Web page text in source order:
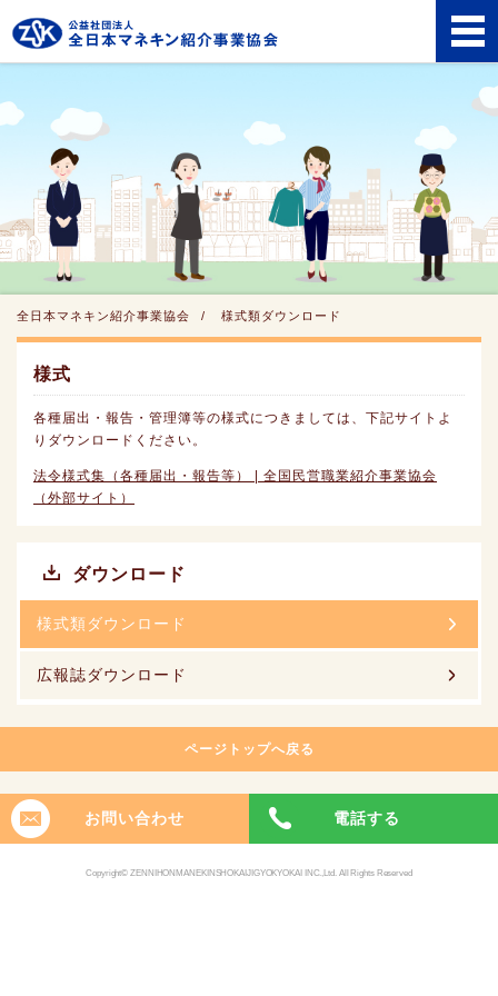
全日本マネキン紹介事業協会 様式類ダウンロード
様式
各種届出・報告・管理簿等の様式につきましては、下記サイトよ
りダウンロードください。
法令様式集（各種届出・報告等） | 全国民営職業紹介事業協会
（外部サイト）
ダウンロード
様式類ダウンロード
広報誌ダウンロード
ページトップへ戻る
お問い合わせ 電話する
Copyright© ZENNIHONMANEKINSHOKAIJIGYOKYOKAI INC.,Ltd. All Rights Reserved